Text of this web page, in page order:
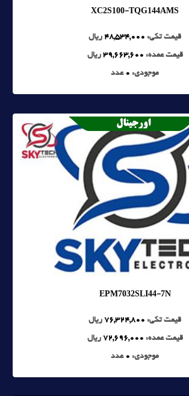
XC2S100-TQG144AMS
قیمت تکی: 48,534,000 ریال
قیمت عمده: 39,663,600 ریال
موجودی: 0 عدد
EPM7032SLI44-7N
قیمت تکی: 76,324,800 ریال
قیمت عمده: 72,696,000 ریال
موجودی: 0 عدد